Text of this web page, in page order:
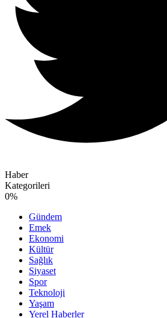
Haber
Kategorileri
0%
Gündem
Emek
Ekonomi
Kültür
Sağlık
Siyaset
Spor
Teknoloji
Yaşam
Yerel Haberler